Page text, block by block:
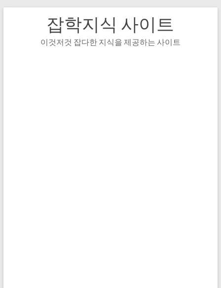
잡학지식 사이트
이것저것 잡다한 지식을 제공하는 사이트